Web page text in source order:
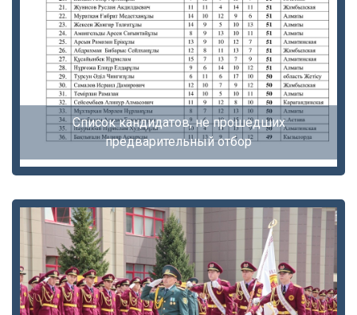
Список кандидатов, не прошедших
предварительный отбор